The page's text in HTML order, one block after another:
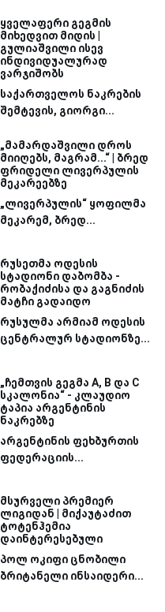
ყველაფერი გეგმის
მიხედვით მიდის |
გულიაშვილი ისევ
ინდივიდუალურად
ვარჯიშობს
საქართველოს ნაკრების
შემტევის, გიორგი...
„მამარდაშვილი დროს
მიიღებს, მაგრამ...“ | ბრედ
ფრიდელი ლივერპულის
მეკარეებზე
„ლივერპულის“ ყოფილმა
მეკარემ, ბრედ...
რუსეთმა ოდესის
სტადიონი დაბომბა -
რობაქიძისა და გაგნიძის
მატჩი გადაიდო
რუსულმა არმიამ ოდესის
ცენტრალურ სტადიონზე...
„ჩემთვის გეგმა A, B და C
სკალონია“ - კლაუდიო
ტაპია არგენტინის
ნაკრებზე
არგენტინის ფეხბურთის
ფედერაციის...
მსურველი პრემიერ
ლიგიდან | მიქაუტაძით
ტოტენჰემია
დაინტერესებული
პოლ ოკიფი ცნობილი
ბრიტანელი ინსაიდერი...